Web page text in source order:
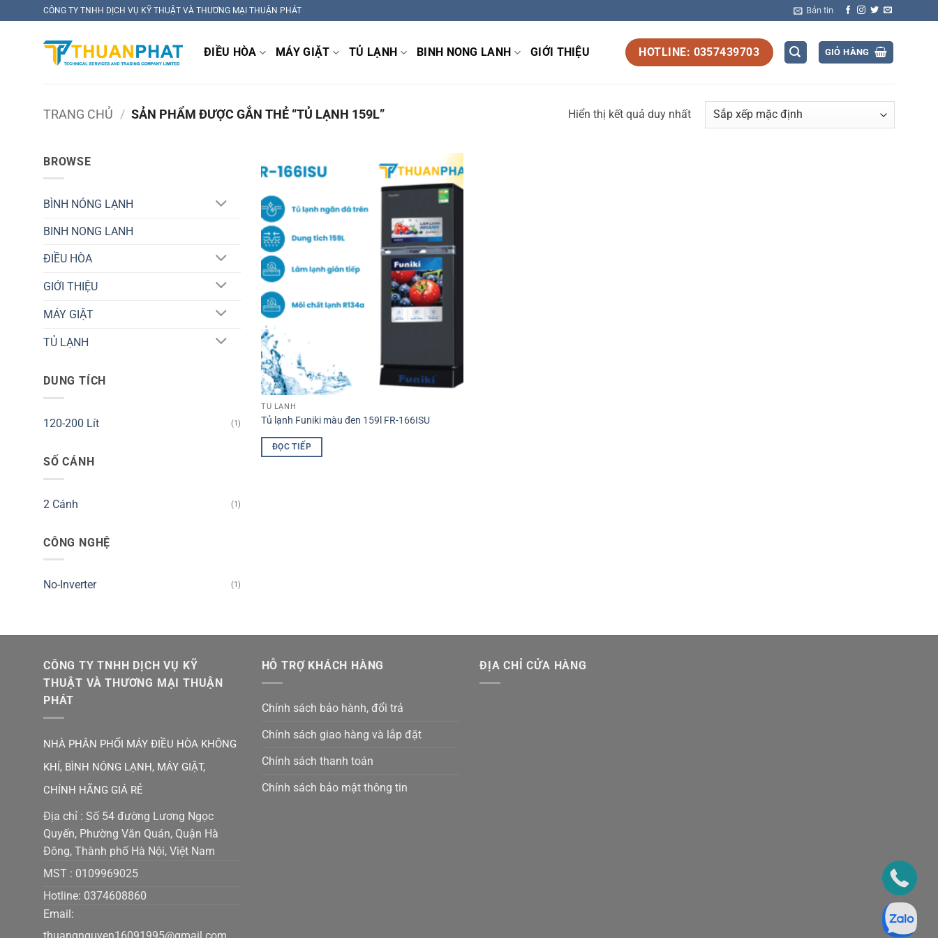
qua
CÔNG TY TNHH DỊCH VỤ KỸ THUẬT VÀ THƯƠNG MẠI THUẬN PHÁT Bản tin
ĐIỀU HÒA MÁY GIẶT TỦ LẠNH BINH NONG LANH GIỚI THIỆU HOTLINE: 0357439703 GIỎ HÀNG
TRANG CHỦ / SẢN PHẨM ĐƯỢC GẮN THẺ “TỦ LẠNH 159L” Hiển thị kết quả duy nhất
BROWSE
BÌNH NÓNG LẠNH
BINH NONG LANH
ĐIỀU HÒA
GIỚI THIỆU
MÁY GIẶT
TỦ LẠNH
DUNG TÍCH
120-200 Lít (1)
SỐ CÁNH
2 Cánh (1)
CÔNG NGHỆ
No-Inverter (1)
TỦ LẠNH
Tủ lạnh Funiki màu đen 159l FR-166ISU
ĐỌC TIẾP
CÔNG TY TNHH DỊCH VỤ KỸ
THUẬT VÀ THƯƠNG MẠI THUẬN
PHÁT
NHÀ PHÂN PHỐI MÁY ĐIỀU HÒA KHÔNG
KHÍ, BÌNH NÓNG LẠNH, MÁY GIẶT,
CHÍNH HÃNG GIÁ RẺ
Địa chỉ : Số 54 đường Lương Ngọc
Quyến, Phường Văn Quán, Quận Hà
Đông, Thành phố Hà Nội, Việt Nam
MST : 0109969025
Hotline: 0374608860
Email:
HỖ TRỢ KHÁCH HÀNG
Chính sách bảo hành, đổi trả
Chính sách giao hàng và lắp đặt
Chính sách thanh toán
Chính sách bảo mật thông tin
ĐỊA CHỈ CỬA HÀNG